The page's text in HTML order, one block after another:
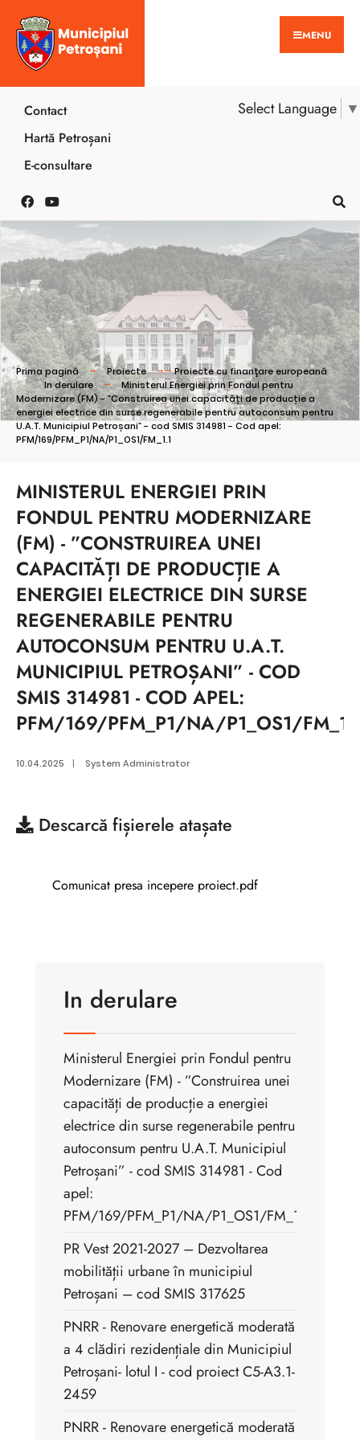
MENU
Select Language ▼
Contact
Hartă Petroșani
E-consultare
Prima pagină Proiecte
Proiecte cu finanţare europeană
In derulare
Ministerul Energiei prin Fondul pentru
Modernizare (FM) - ”Construirea unei capacități de producție a
energiei electrice din surse regenerabile pentru autoconsum pentru
U.A.T. Municipiul Petroșani” - cod SMIS 314981 - Cod apel:
PFM/169/PFM_P1/NA/P1_OS1/FM_1.1
MINISTERUL ENERGIEI PRIN
FONDUL PENTRU MODERNIZARE
(FM) - ”CONSTRUIREA UNEI
CAPACITĂȚI DE PRODUCȚIE A
ENERGIEI ELECTRICE DIN SURSE
REGENERABILE PENTRU
AUTOCONSUM PENTRU U.A.T.
MUNICIPIUL PETROȘANI” - COD
SMIS 314981 - COD APEL:
PFM/169/PFM_P1/NA/P1_OS1/
10.04.2025 | System Administrator
Descarcă fișierele atașate
Comunicat presa incepere proiect.pdf
In derulare
Ministerul Energiei prin Fondul pentru
Modernizare (FM) - ”Construirea unei
capacități de producție a energiei
electrice din surse regenerabile pentru
autoconsum pentru U.A.T. Municipiul
Petroșani” - cod SMIS 314981 - Cod
apel:
PFM/169/PFM_P1/NA/P1_OS1/FM_1.1
PR Vest 2021-2027 – Dezvoltarea
mobilității urbane în municipiul
Petroșani – cod SMIS 317625
PNRR - Renovare energetică moderată
a 4 clădiri rezidențiale din Municipiul
Petroșani- lotul I - cod proiect C5-A3.1-
2459
PNRR - Renovare energetică moderată